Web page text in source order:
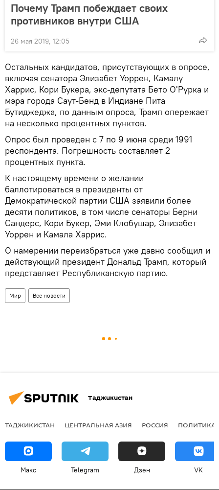
Почему Трамп побеждает своих
противников внутри США
26 мая 2019, 12:05
Остальных кандидатов, присутствующих в опросе,
включая сенатора Элизабет Уоррен, Камалу
Харрис, Кори Букера, экс-депутата Бето О'Рурка и
мэра города Саут-Бенд в Индиане Пита
Бутиджеджа, по данным опроса, Трамп опережает
на несколько процентных пунктов.
Опрос был проведен с 7 по 9 июня среди 1991
респондента. Погрешность составляет 2
процентных пункта.
К настоящему времени о желании
баллотироваться в президенты от
Демократической партии США заявили более
десяти политиков, в том числе сенаторы Берни
Сандерс, Кори Букер, Эми Клобушар, Элизабет
Уоррен и Камала Харрис.
О намерении переизбраться уже давно сообщил и
действующий президент Дональд Трамп, который
представляет Республиканскую партию.
Мир Все новости
Таджикистан
ТАДЖИКИСТАН ЦЕНТРАЛЬНАЯ АЗИЯ РОССИЯ ПОЛИТИКА
Макс Telegram Дзен VK